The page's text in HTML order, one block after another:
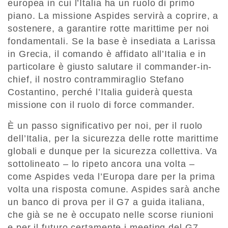
europea in cui l’Italia ha un ruolo di primo
piano. La missione Aspides servirà a coprire, a
sostenere, a garantire rotte marittime per noi
fondamentali. Se la base è insediata a Larissa
in Grecia, il comando è affidato all’Italia e in
particolare è giusto salutare il commander-in-
chief, il nostro contrammiraglio Stefano
Costantino, perché l’Italia guiderà questa
missione con il ruolo di force commander.
È un passo significativo per noi, per il ruolo
dell’Italia, per la sicurezza delle rotte marittime
globali e dunque per la sicurezza collettiva. Va
sottolineato – lo ripeto ancora una volta –
come Aspides veda l’Europa dare per la prima
volta una risposta comune. Aspides sarà anche
un banco di prova per il G7 a guida italiana,
che già se ne è occupato nelle scorse riunioni